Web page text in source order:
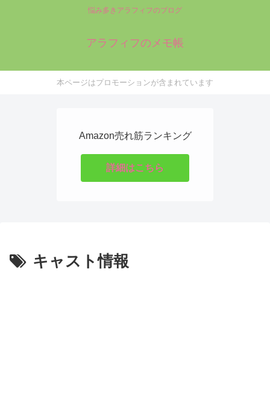
悩み多きアラフィフのブログ
アラフィフのメモ帳
本ページはプロモーションが含まれています
Amazon売れ筋ランキング
詳細はこちら
キャスト情報